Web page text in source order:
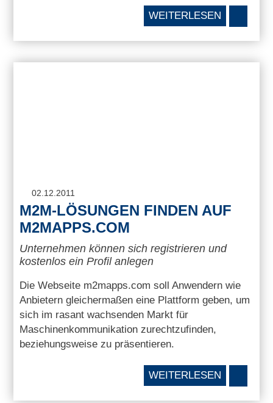
WEITERLESEN
02.12.2011
M2M-LÖSUNGEN FINDEN AUF
M2MAPPS.COM
Unternehmen können sich registrieren und
kostenlos ein Profil anlegen
Die Webseite m2mapps.com soll Anwendern wie
Anbietern gleichermaßen eine Plattform geben, um
sich im rasant wachsenden Markt für
Maschinenkommunikation zurechtzufinden,
beziehungsweise zu präsentieren.
WEITERLESEN